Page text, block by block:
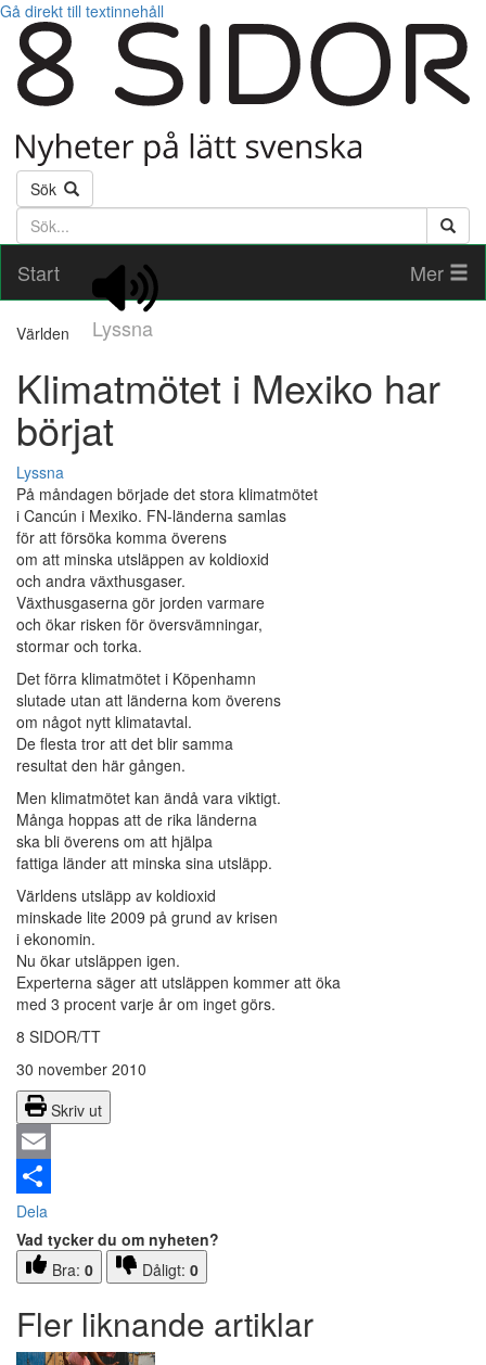
Gå direkt till textinnehåll
Sök
Söktext
Start
Lyssna
Mer
Världen
Klimatmötet i Mexiko har
börjat
Lyssna
På måndagen började det stora klimatmötet
i Cancún i Mexiko. FN-länderna samlas
för att försöka komma överens
om att minska utsläppen av koldioxid
och andra växthusgaser.
Växthusgaserna gör jorden varmare
och ökar risken för översvämningar,
stormar och torka.
Det förra klimatmötet i Köpenhamn
slutade utan att länderna kom överens
om något nytt klimatavtal.
De flesta tror att det blir samma
resultat den här gången.
Men klimatmötet kan ändå vara viktigt.
Många hoppas att de rika länderna
ska bli överens om att hjälpa
fattiga länder att minska sina utsläpp.
Världens utsläpp av koldioxid
minskade lite 2009 på grund av krisen
i ekonomin.
Nu ökar utsläppen igen.
Experterna säger att utsläppen kommer att öka
med 3 procent varje år om inget görs.
8 SIDOR/TT
30 november 2010
Skriv ut
Email
Dela
Vad tycker du om nyheten?
Bra: 0 Dåligt: 0
Fler liknande artiklar